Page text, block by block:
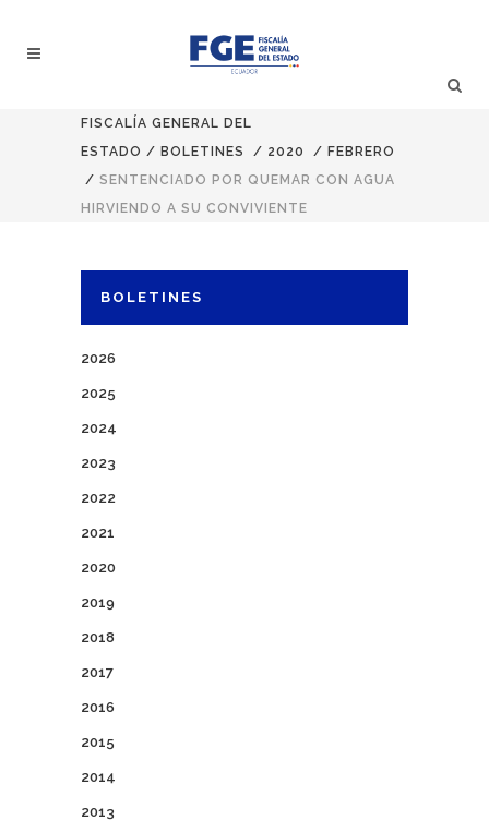
FISCALÍA GENERAL DEL
ESTADO / BOLETINES / 2020 / FEBRERO
/ SENTENCIADO POR QUEMAR CON AGUA
HIRVIENDO A SU CONVIVIENTE
BOLETINES
2026
2025
2024
2023
2022
2021
2020
2019
2018
2017
2016
2015
2014
2013